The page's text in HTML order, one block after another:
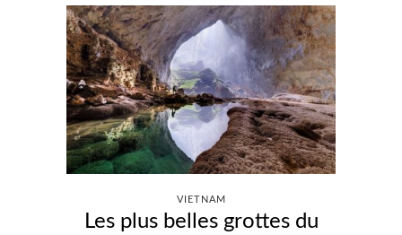
VIETNAM
Les plus belles grottes du